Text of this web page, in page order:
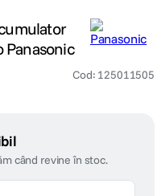
Cod: 125011505
când revine în stoc.